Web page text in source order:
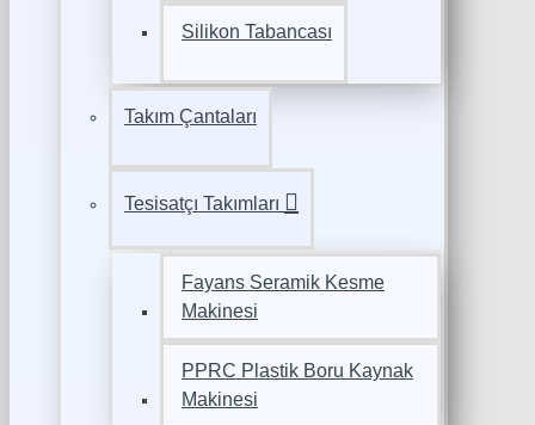
Silikon Tabancası
Takım Çantaları
Tesisatçı Takımları
Fayans Seramik Kesme
Makinesi
PPRC Plastik Boru Kaynak
Makinesi